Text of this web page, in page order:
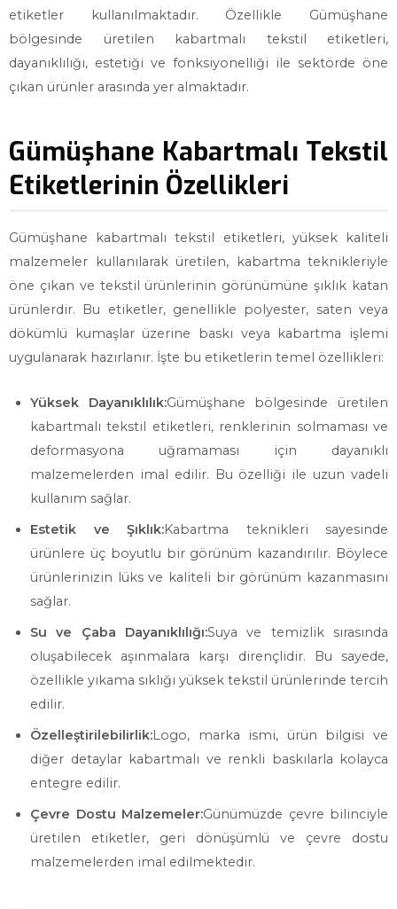
etiketler kullanılmaktadır. Özellikle Gümüşhane
bölgesinde üretilen kabartmalı tekstil etiketleri,
dayanıklılığı, estetiği ve fonksiyonelliği ile sektörde öne
çıkan ürünler arasında yer almaktadır.
Gümüşhane Kabartmalı Tekstil
Etiketlerinin Özellikleri
Gümüşhane kabartmalı tekstil etiketleri, yüksek kaliteli
malzemeler kullanılarak üretilen, kabartma teknikleriyle
öne çıkan ve tekstil ürünlerinin görünümüne şıklık katan
ürünlerdir. Bu etiketler, genellikle polyester, saten veya
dökümlü kumaşlar üzerine baskı veya kabartma işlemi
uygulanarak hazırlanır. İşte bu etiketlerin temel özellikleri:
Yüksek Dayanıklılık:Gümüşhane bölgesinde üretilen
kabartmalı tekstil etiketleri, renklerinin solmaması ve
deformasyona uğramaması için dayanıklı
malzemelerden imal edilir. Bu özelliği ile uzun vadeli
kullanım sağlar.
Estetik ve Şıklık:Kabartma teknikleri sayesinde
ürünlere üç boyutlu bir görünüm kazandırılır. Böylece
ürünlerinizin lüks ve kaliteli bir görünüm kazanmasını
sağlar.
Su ve Çaba Dayanıklılığı:Suya ve temizlik sırasında
oluşabilecek aşınmalara karşı dirençlidir. Bu sayede,
özellikle yıkama sıklığı yüksek tekstil ürünlerinde tercih
edilir.
Özelleştirilebilirlik:Logo, marka ismi, ürün bilgisi ve
diğer detaylar kabartmalı ve renkli baskılarla kolayca
entegre edilir.
Çevre Dostu Malzemeler:Günümüzde çevre bilinciyle
üretilen etiketler, geri dönüşümlü ve çevre dostu
malzemelerden imal edilmektedir.